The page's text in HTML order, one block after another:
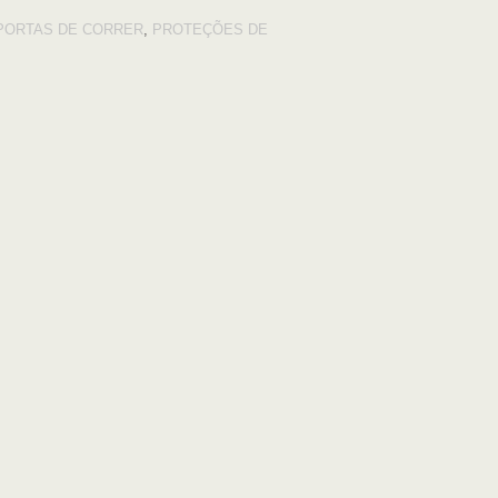
DE CORRER, PROTEÇÕES DE